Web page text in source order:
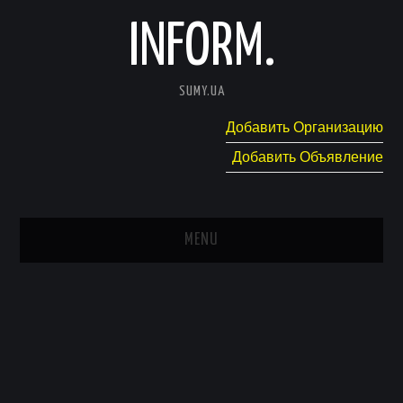
INFORM.
SUMY.UA
Добавить Организацию
Добавить Объявление
MENU